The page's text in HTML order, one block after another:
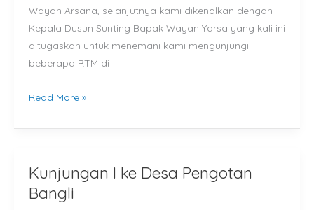
Wayan Arsana, selanjutnya kami dikenalkan dengan
Kepala Dusun Sunting Bapak Wayan Yarsa yang kali ini
ditugaskan untuk menemani kami mengunjungi
beberapa RTM di
Read More »
Kunjungan I ke Desa Pengotan
Bangli
Kunjungan
I